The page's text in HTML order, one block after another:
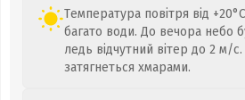
Температура повітря від
багато води. До вечора небо
ледь відчутний вітер до 2 м/
затягнеться хмарами.